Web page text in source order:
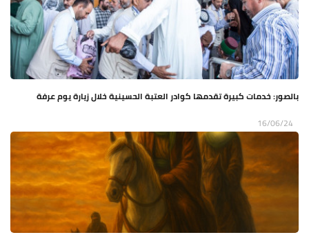
بالصور: خدمات كبيرة تقدمها كوادر العتبة الحسينية خلال زيارة يوم عرفة
16/06/24